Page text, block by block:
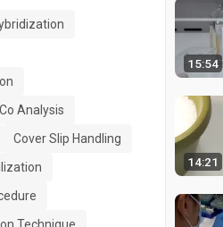
Analysis
Cover Slip Handling
15:54
14:21